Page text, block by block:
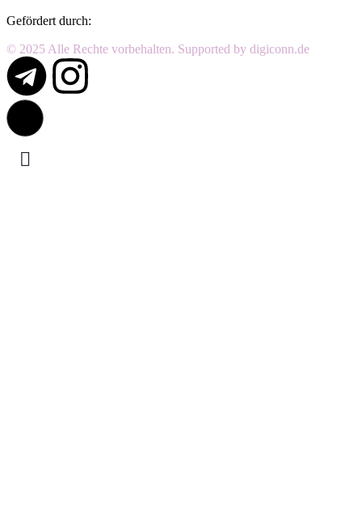
Gefördert durch:
© 2025 Alle Rechte vorbehalten. Supported by digiconn.de